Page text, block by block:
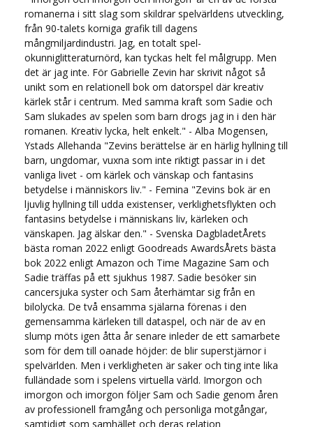
romanerna i sitt slag som skildrar spelvärldens utveckling,
från 90-talets korniga grafik till dagens
mångmiljardindustri. Jag, en totalt spel-
okunniglitteraturnörd, kan tyckas helt fel målgrupp. Men
det är jag inte. För Gabrielle Zevin har skrivit något så
unikt som en relationell bok om datorspel där kreativ
kärlek står i centrum. Med samma kraft som Sadie och
Sam slukades av spelen som barn drogs jag in i den här
romanen. Kreativ lycka, helt enkelt." - Alba Mogensen,
Ystads Allehanda "Zevins berättelse är en härlig hyllning till
barn, ungdomar, vuxna som inte riktigt passar in i det
vanliga livet - om kärlek och vänskap och fantasins
betydelse i människors liv." - Femina "Zevins bok är en
ljuvlig hyllning till udda existenser, verklighetsflykten och
fantasins betydelse i människans liv, kärleken och
vänskapen. Jag älskar den." - Svenska DagbladetÅrets
bästa roman 2022 enligt Goodreads AwardsÅrets bästa
bok 2022 enligt Amazon och Time Magazine Sam och
Sadie träffas på ett sjukhus 1987. Sadie besöker sin
cancersjuka syster och Sam återhämtar sig från en
bilolycka. De två ensamma själarna förenas i den
gemensamma kärleken till dataspel, och när de av en
slump möts igen åtta år senare inleder de ett samarbete
som för dem till oanade höjder: de blir superstjärnor i
spelvärlden. Men i verkligheten är saker och ting inte lika
fulländade som i spelens virtuella värld. Imorgon och
imorgon och imorgon följer Sam och Sadie genom åren
av professionell framgång och personliga motgångar,
samtidigt som samhället och deras relation